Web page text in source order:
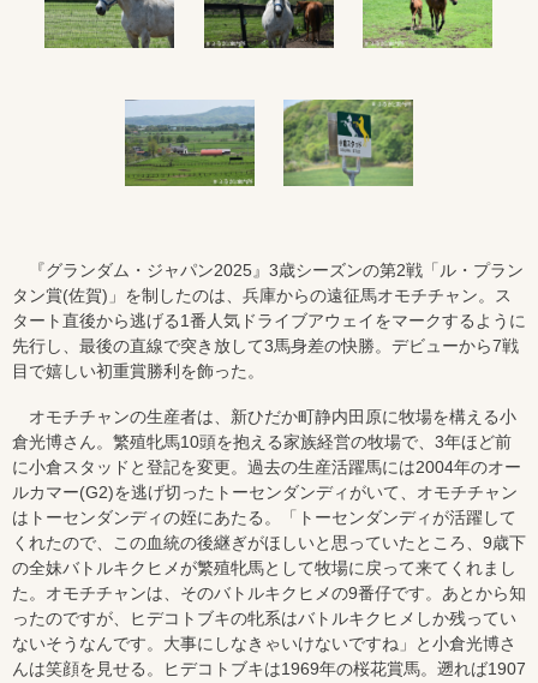
『グランダム・ジャパン2025』3歳シーズンの第2戦「ル・プラン
タン賞(佐賀)」を制したのは、兵庫からの遠征馬オモチチャン。ス
タート直後から逃げる1番人気ドライブアウェイをマークするように
先行し、最後の直線で突き放して3馬身差の快勝。デビューから7戦
目で嬉しい初重賞勝利を飾った。
オモチチャンの生産者は、新ひだか町静内田原に牧場を構える小
倉光博さん。繁殖牝馬10頭を抱える家族経営の牧場で、3年ほど前
に小倉スタッドと登記を変更。過去の生産活躍馬には2004年のオー
ルカマー(G2)を逃げ切ったトーセンダンディがいて、オモチチャン
はトーセンダンディの姪にあたる。「トーセンダンディが活躍して
くれたので、この血統の後継ぎがほしいと思っていたところ、9歳下
の全妹バトルキクヒメが繁殖牝馬として牧場に戻って来てくれまし
た。オモチチャンは、そのバトルキクヒメの9番仔です。あとから知
ったのですが、ヒデコトブキの牝系はバトルキクヒメしか残ってい
ないそうなんです。大事にしなきゃいけないですね」と小倉光博さ
んは笑顔を見せる。ヒデコトブキは1969年の桜花賞馬。遡れば1907